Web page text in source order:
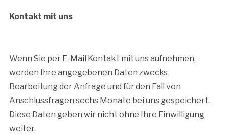
Kontakt mit uns
Wenn Sie per E-Mail Kontakt mit uns aufnehmen,
werden Ihre angegebenen Daten zwecks
Bearbeitung der Anfrage und für den Fall von
Anschlussfragen sechs Monate bei uns gespeichert.
Diese Daten geben wir nicht ohne Ihre Einwilligung
weiter.